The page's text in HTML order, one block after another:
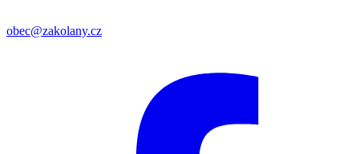
obec@zakolany.cz